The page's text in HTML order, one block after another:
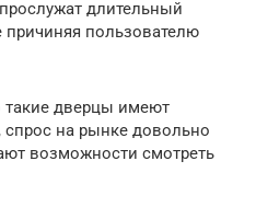
длительный
причиняя пользователю
такие дверцы имеют
спрос на рынке довольно
возможности смотреть